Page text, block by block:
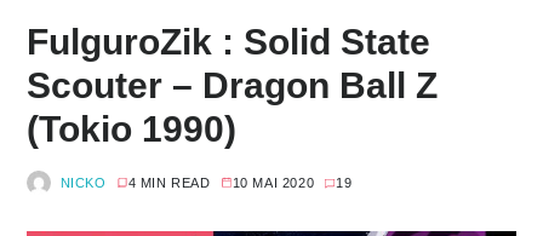
FulguroZik : Solid State
Scouter – Dragon Ball Z
(Tokio 1990)
NICKO 4 MIN READ 10 MAI 2020 19